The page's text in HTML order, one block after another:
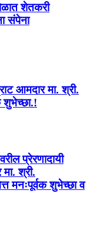
शेतकरी
संपेना
आमदार मा. श्री.
शुभेच्छा.!
प्रेरणादायी
श्री.
मनःपूर्वक शुभेच्छा व